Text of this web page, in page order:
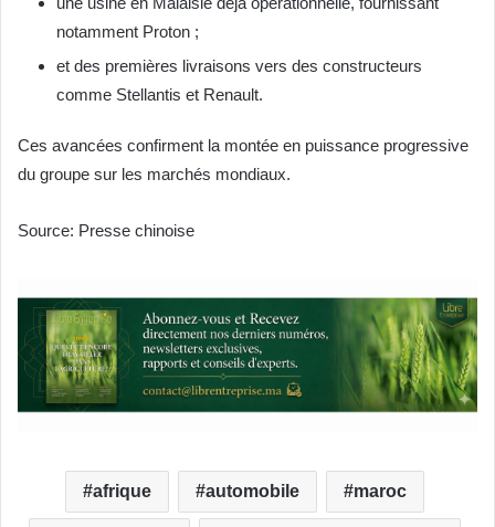
notamment Proton ;
et des premières livraisons vers des constructeurs
comme Stellantis et Renault.
Ces avancées confirment la montée en puissance progressive
du groupe sur les marchés mondiaux.
Source: Presse chinoise
afrique automobile maroc